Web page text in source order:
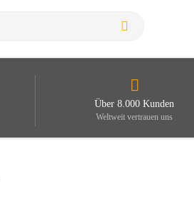
Über 8.000 Kunden
Weltweit vertrauen uns